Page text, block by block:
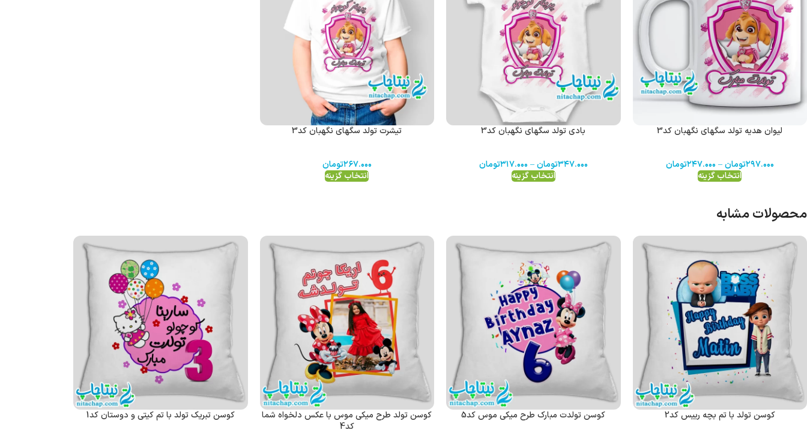
لیوان هدیه تولد سگهای نگهبان کد3
۲۹۷.۰۰۰تومان – ۲۴۷.۰۰۰تومان
انتخاب گزینه
بادی تولد سگهای نگهبان کد3
۳۴۷.۰۰۰تومان – ۳۱۷.۰۰۰تومان
انتخاب گزینه
تیشرت تولد سگهای نگهبان کد3
۲۶۷.۰۰۰تومان
انتخاب گزینه
محصولات مشابه
کوسن تولد با تم بچه رییس کد2 کوسن تولدت مبارک طرح میکی موس کد5
کوسن تولد طرح میکی موس با عکس دلخواه شما
کد4
کوسن تبریک تولد با تم کیتی و دوستان کد1